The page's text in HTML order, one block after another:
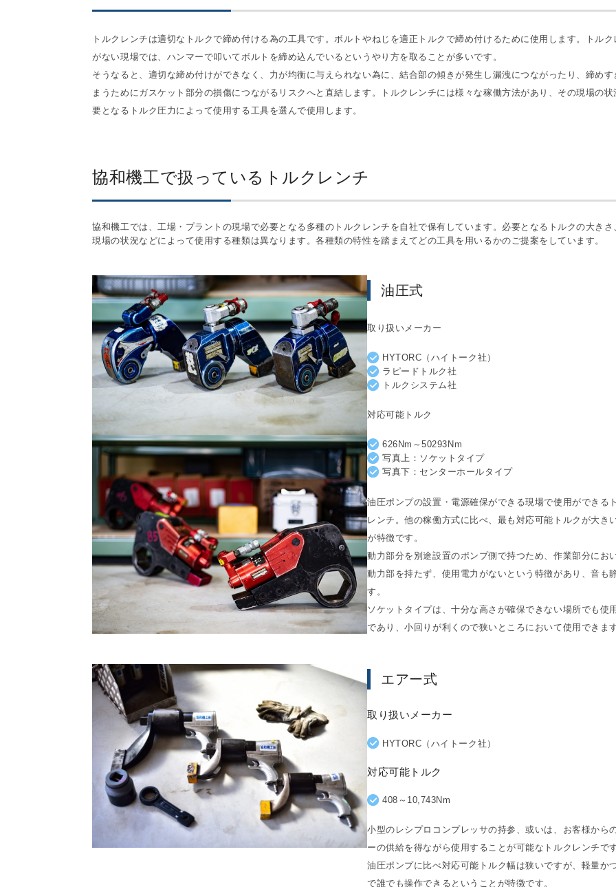
トルクレンチは適切なトルクで締め付ける為の工具です。ボルトやねじを適正トルクで締め付けるために使用します。トルク
がない現場では、ハンマーで叩いてボルトを締め込んでいるというやり方を取ることが多いです。
そうなると、適切な締め付けができなく、力が均衡に与えられない為に、結合部の傾きが発生し漏洩につながったり、締めす
まうためにガスケット部分の損傷につながるリスクへと直結します。トルクレンチには様々な稼働方法があり、その現場の状
要となるトルク圧力によって使用する工具を選んで使用します。
協和機工で扱っているトルクレンチ
協和機工では、工場・プラントの現場で必要となる多種のトルクレンチを自社で保有しています。必要となるトルクの大きさ
油圧式
取り扱いメーカー
HYTORC（ハイトーク社）
ラピードトルク社
トルクシステム社
対応可能トルク
626Nm～50293Nm
写真上：ソケットタイプ
写真下：センターホールタイプ
油圧ポンプの設置・電源確保ができる現場で使用ができる
レンチ。他の稼働方式に比べ、最も対応可能トルクが大き
が特徴です。
動力部分を別途設置のポンプ側で持つため、作業部分にお
動力部を持たず、使用電力がないという特徴があり、音も
す。
ソケットタイプは、十分な高さが確保できない場所でも使
であり、小回りが利くので狭いところにおいて使用できます
エアー式
取り扱いメーカー
HYTORC（ハイトーク社）
対応可能トルク
408～10,743Nm
小型のレシプロコンプレッサの持参、或いは、お客様から
ーの供給を得ながら使用することが可能なトルクレンチです
油圧ポンプに比べ対応可能トルク幅は狭いですが、軽量か
で誰でも操作できるということが特徴です。